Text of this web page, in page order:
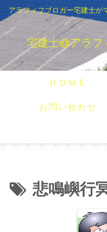
アラフィフブロガー宅建士が
宅建士@アラフ
ＨＯＭＥ
お問い合わせ
悲鳴嶼行